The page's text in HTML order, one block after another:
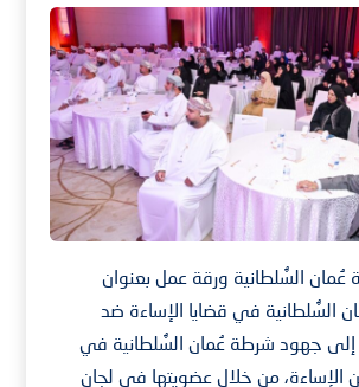
السُّلطانية ورقة عمل بعنوان
السُّلطانية في قضايا الإساءة ضد
إلى جهود شرطة عُمان السُّلطانية في
الإساءة، من خلال عضويتها في لجان